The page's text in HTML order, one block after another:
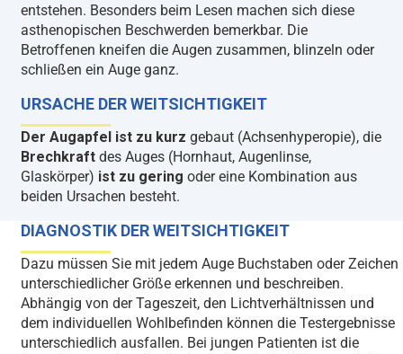
entstehen. Besonders beim Lesen machen sich diese
asthenopischen Beschwerden bemerkbar. Die
Betroffenen kneifen die Augen zusammen, blinzeln oder
schließen ein Auge ganz.
URSACHE DER WEITSICHTIGKEIT
Der Augapfel ist zu kurz gebaut (Achsenhyperopie), die
Brechkraft des Auges (Hornhaut, Augenlinse,
Glaskörper) ist zu geringoder eine Kombination aus
beiden Ursachen besteht.
DIAGNOSTIK DER WEITSICHTIGKEIT
Dazu müssen Sie mit jedem Auge Buchstaben oder Zeichen
unterschiedlicher Größe erkennen und beschreiben.
Abhängig von der Tageszeit, den Lichtverhältnissen und
dem individuellen Wohlbefinden können die Testergebnisse
unterschiedlich ausfallen. Bei jungen Patienten ist die